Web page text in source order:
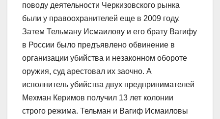
поводу деятельности Черкизовского рынка
были у правоохранителей еще в 2009 году.
Затем Тельману Исмаилову и его брату Вагифу
в России было предъявлено обвинение в
организации убийства и незаконном обороте
оружия, суд арестовал их заочно. А
исполнитель убийства двух предпринимателей
Мехман Керимов получил 13 лет колонии
строго режима. Тельман и Вагиф Исмаиловы